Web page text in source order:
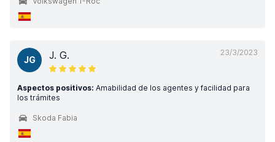
23/3/2023
JG J. G.
Aspectos positivos: Amabilidad de los agentes y facilidad para
los trámites
Skoda Fabia